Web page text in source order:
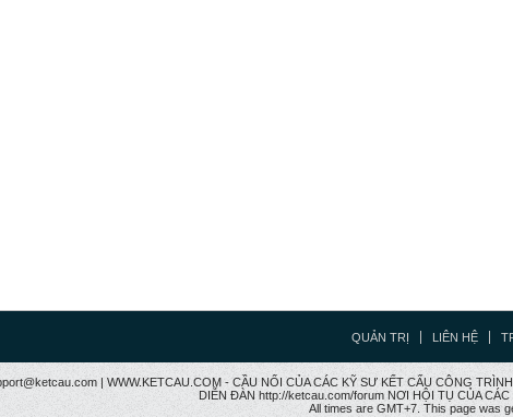
QUẢN TRỊ LIÊN HỆ
| WWW.KETCAU.COM - CẦU NỐI CỦA CÁC KỸ SƯ KẾT CẤU CÔNG
DIỄN ĐÀN http://ketcau.com/forum NƠI HỘI TỤ CỦA
All times are GMT+7. This page was